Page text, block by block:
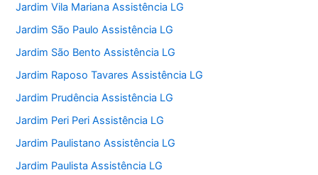
Jardim Vila Mariana Assistência LG
Jardim São Paulo Assistência LG
Jardim São Bento Assistência LG
Jardim Raposo Tavares Assistência LG
Jardim Prudência Assistência LG
Jardim Peri Peri Assistência LG
Jardim Paulistano Assistência LG
Jardim Paulista Assistência LG